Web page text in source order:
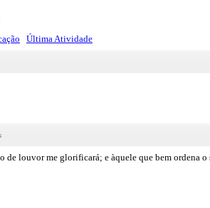
Última Atividade
de louvor me glorificará; e àquele que bem ordena o